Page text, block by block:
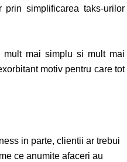
simplificarea taks-urilor
mult mai simplu si mult mai
motiv pentru care tot
in parte, clientii ar trebui
ce anumite afaceri au